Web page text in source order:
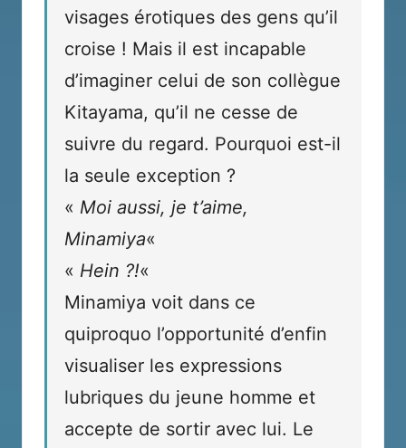
visages érotiques des gens qu’il
croise ! Mais il est incapable
d’imaginer celui de son collègue
Kitayama, qu’il ne cesse de
suivre du regard. Pourquoi est-il
la seule exception ?
« Moi aussi, je t’aime,
Minamiya«
« Hein ?!«
Minamiya voit dans ce
quiproquo l’opportunité d’enfin
visualiser les expressions
lubriques du jeune homme et
accepte de sortir avec lui. Le